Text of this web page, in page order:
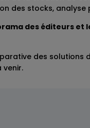
des stocks, analyse
des éditeurs et
des solutions
venir.